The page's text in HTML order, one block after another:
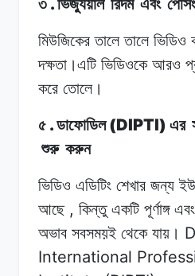
৩ .ভিজ্যুয়াল রিদম এবং পেসিং
মিউজিকের তালে তালে ভিডিও
দক্ষতা।এটি ভিডিওকে আরও
করে তোলে।
৫ .ডাফোডিল(DIPTI) এর
শুরু করুন
ভিডিও এডিটিং শেখার জন্য
আছে, কিন্তু একটি পূর্ণাঙ্গ এবং
অভাব সবসময়ই থেকে যায়।
International